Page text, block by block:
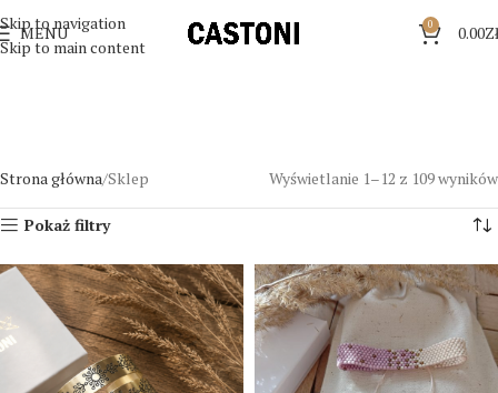
Skip to navigation
Skip to main content
MENU 0 0.00
Strona główna Sklep Wyświetlanie 1–12 z 109 wyników
Pokaż filtry